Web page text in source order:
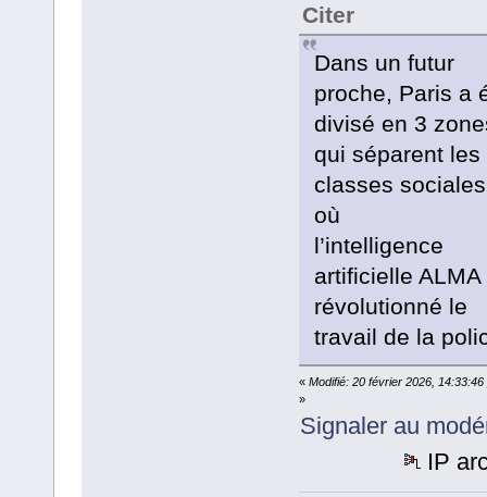
Citer
Dans un futur
proche, Paris a
divisé en 3
qui séparent les
classes
où
l’intelligence
artificielle ALMA
révolutionné le
travail de la
« Modifié: 20 février 2026,
»
Signaler au
IP